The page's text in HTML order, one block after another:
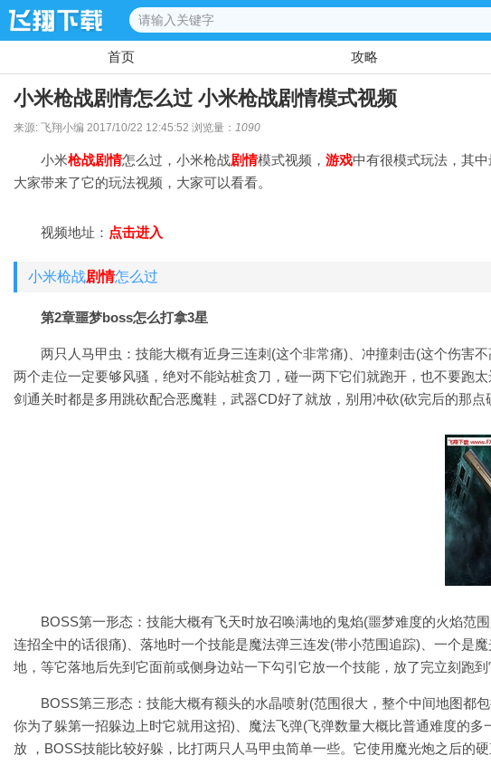
首页 攻略
小米枪战剧情怎么过 小米枪战剧情模式视频
来源: 飞翔小编 2017/10/22 12:45:52 浏览量： 1090
小米枪战剧情怎么过，小米枪战剧情模式视频， 游戏中有很模式玩法，其
大家带来了它的玩法视频，大家可以看看。
视频地址： 点击进入
小米枪战剧情怎么过
第2章噩梦boss怎么打拿3星
两只人马甲虫：技能大概有近身三连刺(这个非常痛)、冲撞刺击(这个伤害
两个走位一定要够风骚，绝对不能站桩贪刀，碰一两下它们就跑开，也不要跑
剑通关时都是多用跳砍配合恶魔鞋，武器CD好了就放，别用冲砍(砍完后的那点
BOSS第一形态：技能大概有飞天时放召唤满地的鬼焰(噩梦难度的火焰范
连招全中的话很痛)、落地时一个技能是魔法弹三连发(带小范围追踪)、一个是
地，等它落地后先到它面前或侧身边站一下勾引它放一个技能，放了完立刻跑
BOSS第三形态：技能大概有额头的水晶喷射(范围很大，整个中间地图都
你为了躲第一招躲边上时它就用这招)、魔法飞弹(飞弹数量大概比普通难度的
放 ，BOSS技能比较好躲，比打两只人马甲虫简单一些。它使用魔光炮之后的